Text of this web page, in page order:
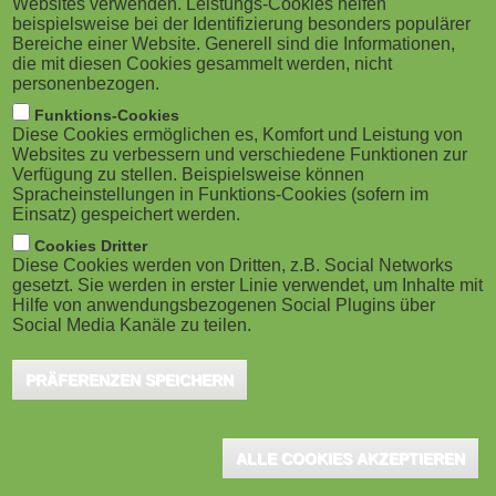
M
o
b
i
l
e
)
g
a
o
n
auf dem deutschen Digitalmarkt zu Wort: Das
EU-Land mit der wohl fortschrittlichsten Verwaltung
Europas reicht symbolisch seinen "digitalen
Lebenslauf" ein – und stellt sich so als idealer Partner
für Deutschlands digitale Transformation vor. Die von
Trade Estonia initiierte Kampagne "The Best CV you’ll
see this year" bringt die digitale Kompetenz Estlands
auf den Punkt: schnell, sicher, skalierbar – und in der
Praxis erprobt.
wird, ist in Estland längst Realität. Seit Januar 2025 sind 100â¯%
Online-Scheidung. Estland zeigt, wie ein vollständig digitalisierter
Websites verwenden. Leistungs-Cookies helfen
beispielsweise bei der Identifizierung besonders populärer
Bereiche einer Website. Generell sind die Informationen,
die mit diesen Cookies gesammelt werden, nicht
personenbezogen.
Funktions-Cookies
Diese Cookies ermöglichen es, Komfort und Leistung von
Websites zu verbessern und verschiedene Funktionen zur
Verfügung zu stellen. Beispielsweise können
Spracheinstellungen in Funktions-Cookies (sofern im
Einsatz) gespeichert werden.
Cookies Dritter
Diese Cookies werden von Dritten, z.B. Social Networks
gesetzt. Sie werden in erster Linie verwendet, um Inhalte mit
Hilfe von anwendungsbezogenen Social Plugins über
Social Media Kanäle zu teilen.
PRÄFERENZEN SPEICHERN
ALLE COOKIES AKZEPTIEREN